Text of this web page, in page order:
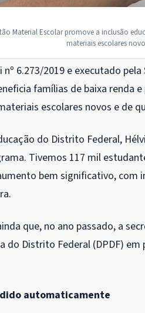
Material Escolar promove a inclusão
materiais escolares
6.273/2019 e executado
famílias de baixa renda
escolares novos e de
do Distrito Federal,
Tivemos 117 mil
bem significativo, com
que, no ano passado, a
do Distrito Federal (DPDF) em
automaticamente